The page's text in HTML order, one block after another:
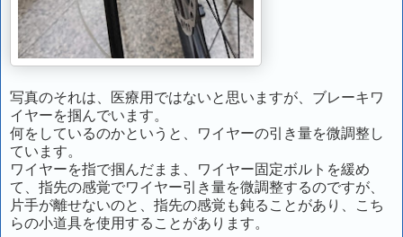
写真のそれは、医療用ではないと思いますが、ブレーキワ
イヤーを掴んでいます。
何をしているのかというと、ワイヤーの引き量を微調整し
ています。
ワイヤーを指で掴んだまま、ワイヤー固定ボルトを緩め
て、指先の感覚でワイヤー引き量を微調整するのですが、
片手が離せないのと、指先の感覚も鈍ることがあり、こち
らの小道具を使用することがあります。